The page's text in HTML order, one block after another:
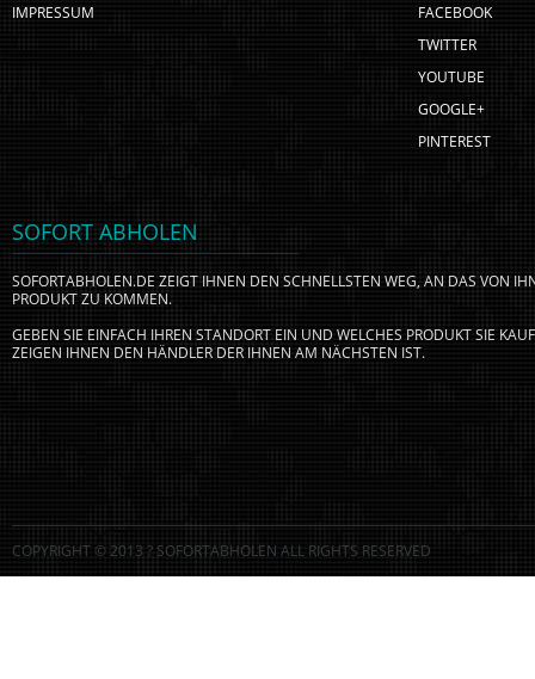
IMPRESSUM
FACEBOOK
TWITTER
YOUTUBE
GOOGLE+
PINTEREST
SOFORT ABHOLEN
SOFORTABHOLEN.DE ZEIGT IHNEN DEN SCHNELLSTEN WEG, AN DAS VON
PRODUKT ZU KOMMEN.
GEBEN SIE EINFACH IHREN STANDORT EIN UND WELCHES PRODUKT SIE
ZEIGEN IHNEN DEN HÄNDLER DER IHNEN AM NÄCHSTEN IST.
COPYRIGHT © 2013 ? SOFORTABHOLEN ALL RIGHTS RESERVED